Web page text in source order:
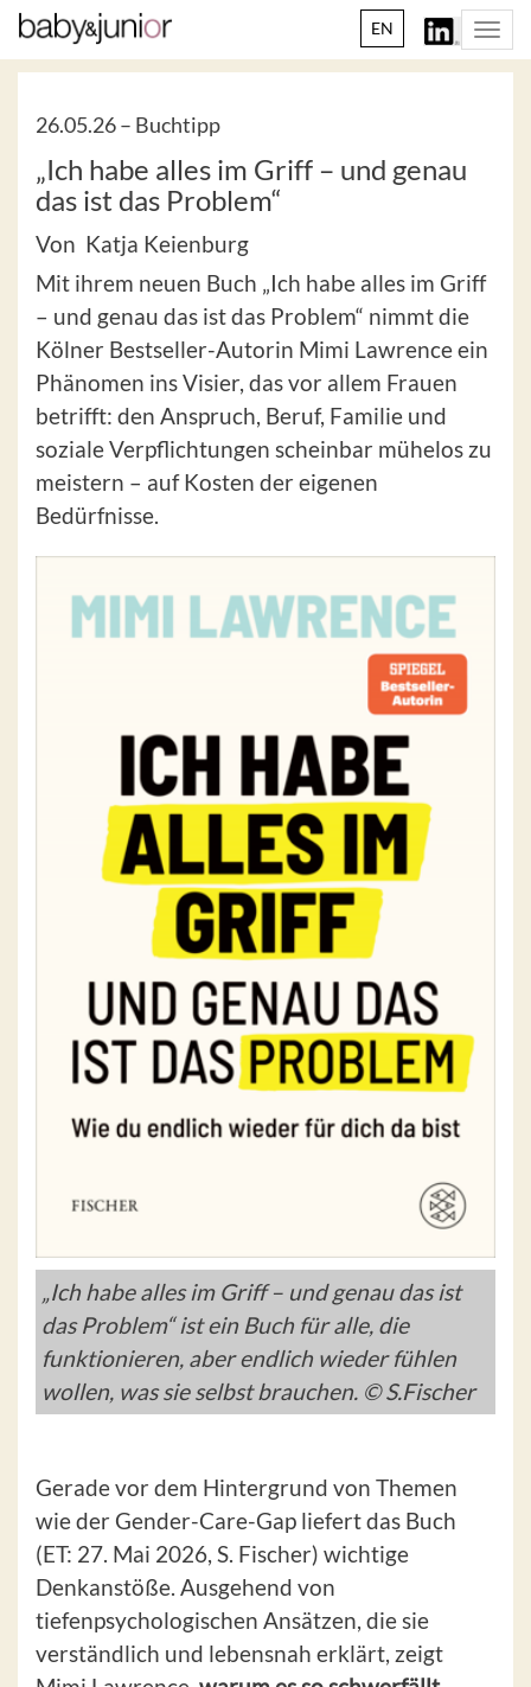
EN
26.05.26 – Buchtipp
„Ich habe alles im Griff – und genau
das ist das Problem“
Von Katja Keienburg
Mit ihrem neuen Buch „Ich habe alles im Griff
– und genau das ist das Problem“ nimmt die
Kölner Bestseller-Autorin Mimi Lawrence ein
Phänomen ins Visier, das vor allem Frauen
betrifft: den Anspruch, Beruf, Familie und
soziale Verpflichtungen scheinbar mühelos zu
meistern – auf Kosten der eigenen
Bedürfnisse.
„Ich habe alles im Griff – und genau das ist
das Problem“ ist ein Buch für alle, die
funktionieren, aber endlich wieder fühlen
wollen, was sie selbst brauchen. © S.Fischer
Gerade vor dem Hintergrund von Themen
wie der Gender-Care-Gap liefert das Buch
(ET: 27. Mai 2026, S. Fischer) wichtige
Denkanstöße. Ausgehend von
tiefenpsychologischen Ansätzen, die sie
verständlich und lebensnah erklärt, zeigt